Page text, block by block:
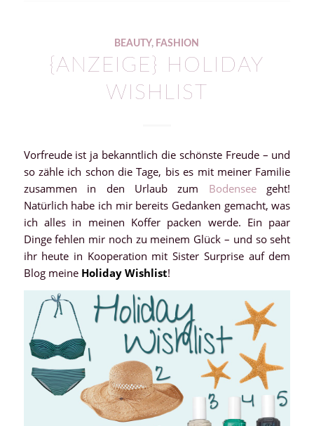
BEAUTY, FASHION
{ANZEIGE} HOLIDAY
WISHLIST
Vorfreude ist ja bekanntlich die schönste Freude – und
so zähle ich schon die Tage, bis es mit meiner Familie
zusammen in den Urlaub zum Bodenseegeht!
Natürlich habe ich mir bereits Gedanken gemacht, was
ich alles in meinen Koffer packen werde. Ein paar
Dinge fehlen mir noch zu meinem Glück – und so seht
ihr heute in Kooperation mit Sister Surprise auf dem
Blog meine Holiday Wishlist!